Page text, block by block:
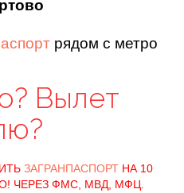
рядом с метро
Вылет
ЗАГРАНПАСПОРТ НА 10
ЧЕРЕЗ ФМС, МВД, МФЦ.